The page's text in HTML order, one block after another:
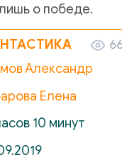
о победе.
Александр
Елена
10 минут